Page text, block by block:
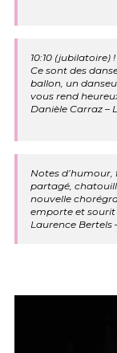
10:10 (jubilatoire) !
Ce sont des
ballon, un
vous rend
Danièle Carraz –
Notes
partagé,
nouvelle
emporte et sourit
Laurence Bertels